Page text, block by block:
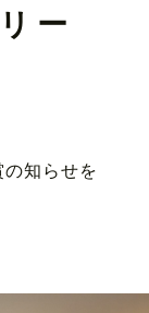
ー
知らせを